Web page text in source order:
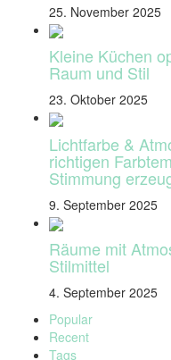
25. November 2025
Kleine Küchen
Raum und Stil
23. Oktober 2025
Lichtfarbe &
richtigen
Stimmung
9. September 2025
Räume mit
Stilmittel
4. September 2025
Popular
Recent
Tags